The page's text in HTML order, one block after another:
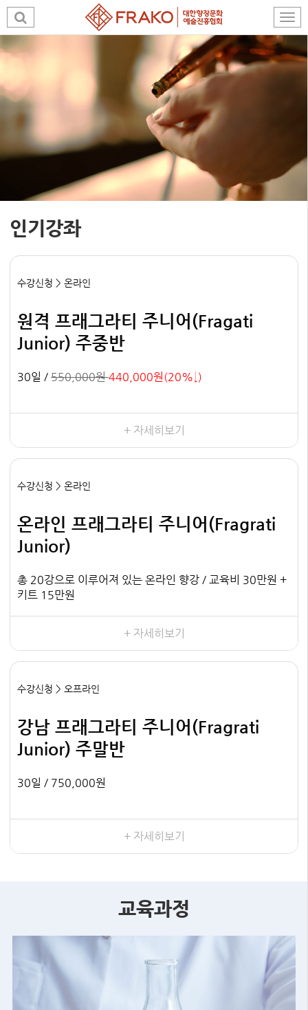
인기강좌
수강신청 > 온라인
원격 프래그라티 주니어(Fragati
Junior) 주중반
30일 / 550,000원440,000원(20%↓)
+ 자세히보기
수강신청 > 온라인
온라인 프래그라티 주니어(Fragrati
Junior)
총 20강으로 이루어져 있는 온라인 향강 / 교육비 30만원 +
키트 15만원
+ 자세히보기
수강신청 > 오프라인
강남 프래그라티 주니어(Fragrati
Junior) 주말반
30일 / 750,000원
+ 자세히보기
교육과정